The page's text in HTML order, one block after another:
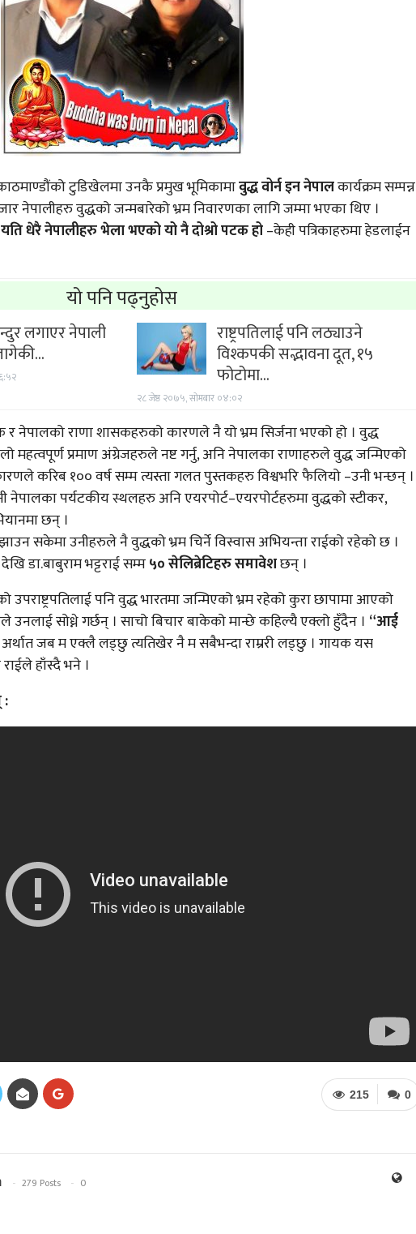
टुडिखेलमा उनकै प्रमुख भूमिकामावुद्ध वोर्न इन नेपालकार्यक्रम सम्पन्न
नेपालीहरु वुद्धको जन्मबारेको भ्रम निवारणका लागि जम्मा भएका थिए ।
धेरै नेपालीहरु भेला भएको यो नै दोश्रो पटक हो–केही पत्रिकाहरुमा हेडलाईन
यो पनि पढ्नुहोस
लगाएर नेपाली राष्ट्रपतिलाई पनि लठ्याउने
विश्कपकी सद्भावना दूत, १५
फोटोमा…
२८ जेष्ठ २०७५, सोमबार ०४:०२
र नेपालको राणा शासकहरुको कारणले नै यो भ्रम सिर्जना भएको हो । वुद्ध
महत्वपूर्ण प्रमाण अंग्रेजहरुले नष्ट गर्नु, अनि नेपालका राणाहरुले वुद्ध जन्मिएको
करिब १०० वर्ष सम्म त्यस्ता गलत पुस्तकहरु विश्वभरि फैलियो –उनी भन्छन् ।
नेपालका पर्यटकीय स्थलहरु अनि एयरपोर्ट–एयरपोर्टहरुमा वुद्धको स्टीकर,
छन् ।
सकेमा उनीहरुले नै वुद्धको भ्रम चिर्ने विस्वास अभियन्ता राईको रहेको छ ।
डा.बाबुराम भट्टराई सम्म५० सेलिब्रेटिहरु समावेशछन् ।
उपराष्ट्रपतिलाई पनि वुद्ध भारतमा जन्मिएको भ्रम रहेको कुरा छापामा आएको
उनलाई सोध्ने गर्छन् । साचो बिचार बाकेको मान्छे कहिल्यै एक्लो हुँदैन । “आई
अर्थात जब म एक्लै लड्छु त्यतिखेर नै म सबैभन्दा राम्ररी लड्छु । गायक यस
हाँस्दै भने ।
:
0
215
279 Posts
0